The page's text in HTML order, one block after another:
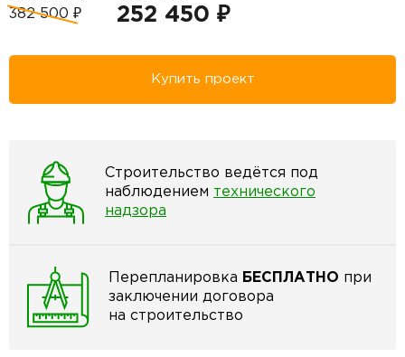
382 500 ₽ 252 450 ₽
Купить проект
Строительство ведётся под
наблюдением технического
надзора
Перепланировка БЕСПЛАТНО при
заключении договора
на строительство